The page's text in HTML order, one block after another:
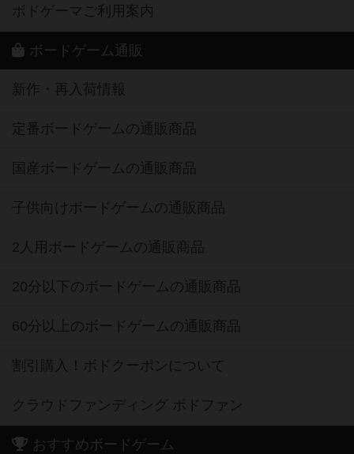
ボドゲーマご利用案内
ボードゲーム通販
新作・再入荷情報
定番ボードゲームの通販商品
国産ボードゲームの通販商品
子供向けボードゲームの通販商品
2人用ボードゲームの通販商品
20分以下のボードゲームの通販商品
60分以上のボードゲームの通販商品
割引購入！ボドクーポンについて
クラウドファンディング ボドファン
おすすめボードゲーム